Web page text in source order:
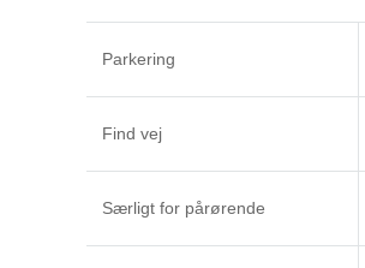
Parkering
Find vej
Særligt for pårørende